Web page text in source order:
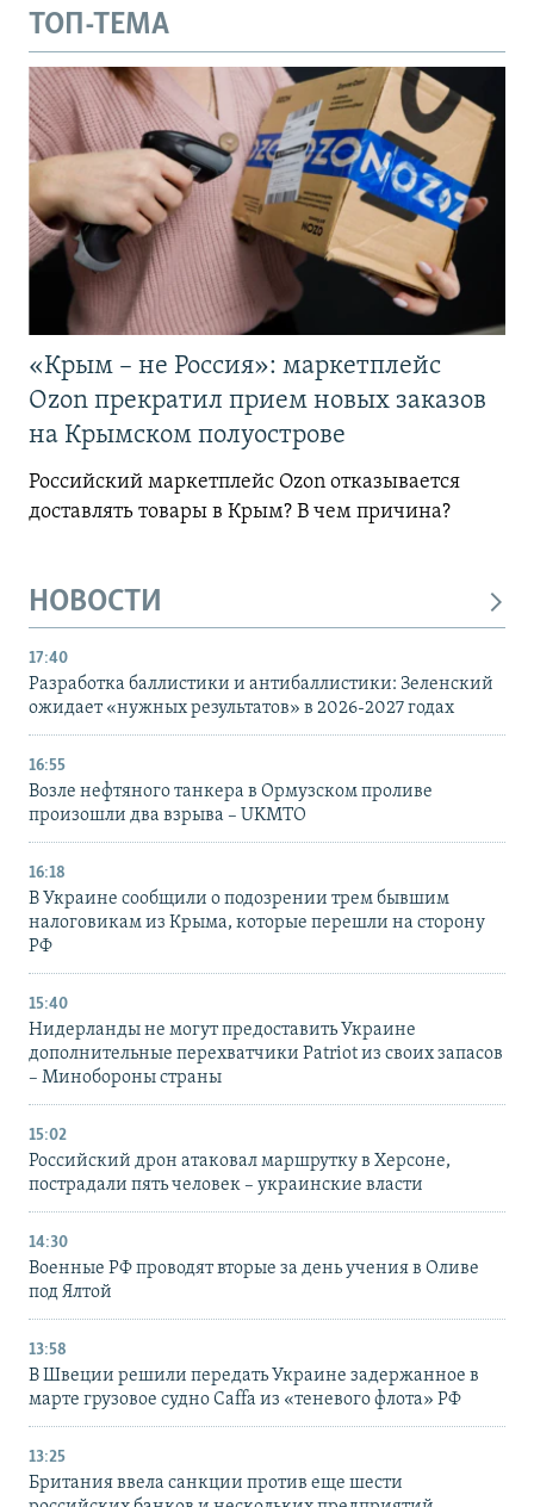
ТОП-ТЕМА
«Крым – не Россия»: маркетплейс
Ozon прекратил прием новых заказов
на Крымском полуострове
Российский маркетплейс Ozon отказывается
доставлять товары в Крым? В чем причина?
НОВОСТИ
17:40
Разработка баллистики и антибаллистики: Зеленский
ожидает «нужных результатов» в 2026-2027 годах
16:55
Возле нефтяного танкера в Ормузском проливе
произошли два взрыва – UKMTO
16:18
В Украине сообщили о подозрении трем бывшим
налоговикам из Крыма, которые перешли на сторону
РФ
15:40
Нидерланды не могут предоставить Украине
дополнительные перехватчики Patriot из своих запасов
– Минобороны страны
15:02
Российский дрон атаковал маршрутку в Херсоне,
пострадали пять человек – украинские власти
14:30
Военные РФ проводят вторые за день учения в Оливе
под Ялтой
13:58
В Швеции решили передать Украине задержанное в
марте грузовое судно Caffa из «теневого флота» РФ
13:25
Британия ввела санкции против еще шести